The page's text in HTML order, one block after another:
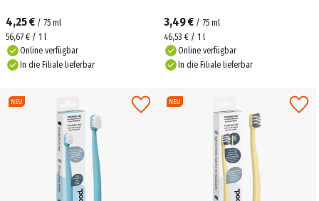
4,25 € / 75 ml
56,67 € / 1 l
Online verfügbar
In die Filiale lieferbar
3,49 € / 75 ml
46,53 € / 1 l
Online verfügbar
In die Filiale lieferbar